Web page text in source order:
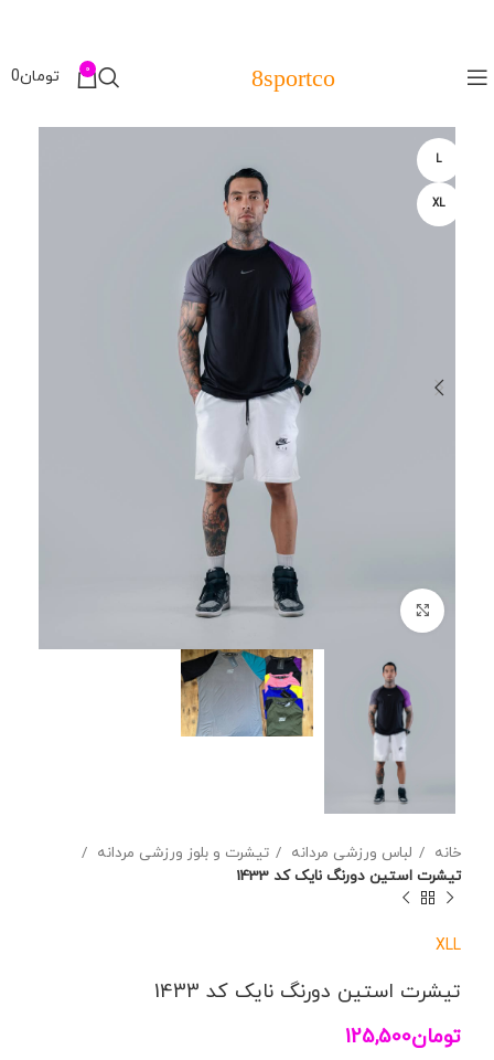
8sportco
0 تومان0
L
XL
برای بزرگنمایی کلیک کنید
خانه لباس ورزشی مردانه
تیشرت و بلوز ورزشی مردانه
تیشرت استین دورنگ نایک کد 1433
L
XL
تیشرت استین دورنگ نایک کد 1433
تومان125,500